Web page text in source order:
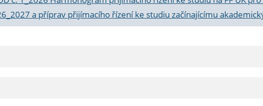
a příprav přijímacího řízení ke studiu začínajícímu